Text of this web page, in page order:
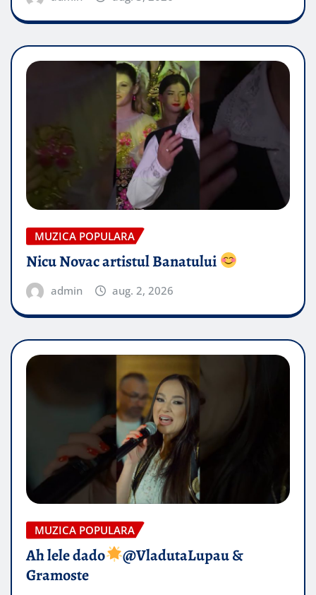
MUZICA POPULARA
Nicu Novac artistul Banatului
admin aug. 2, 2026
MUZICA POPULARA
Ah lele dado​
@VladutaLupau &
Gramoste